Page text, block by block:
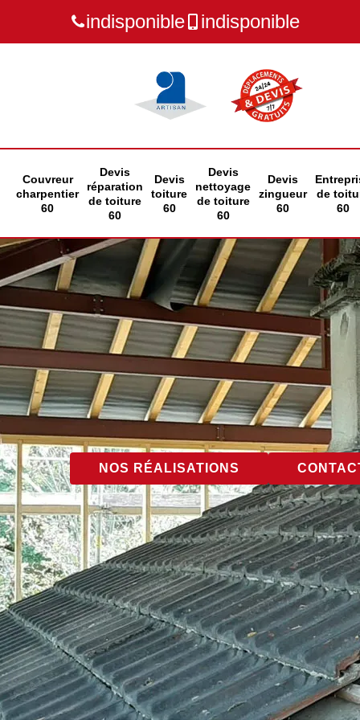
indisponible indisponible
Couvreur
charpentier
60
Devis
réparation
de toiture
60
Devis
toiture
60
Devis
nettoyage
de toiture
60
Devis
zingueur
60
de
60
NOS RÉALISATIONS